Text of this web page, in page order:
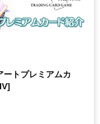
ートプレミアムカ